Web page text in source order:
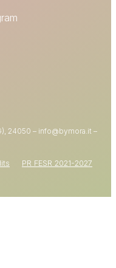
24050 – info@bymora.it –
PR FESR 2021-2027